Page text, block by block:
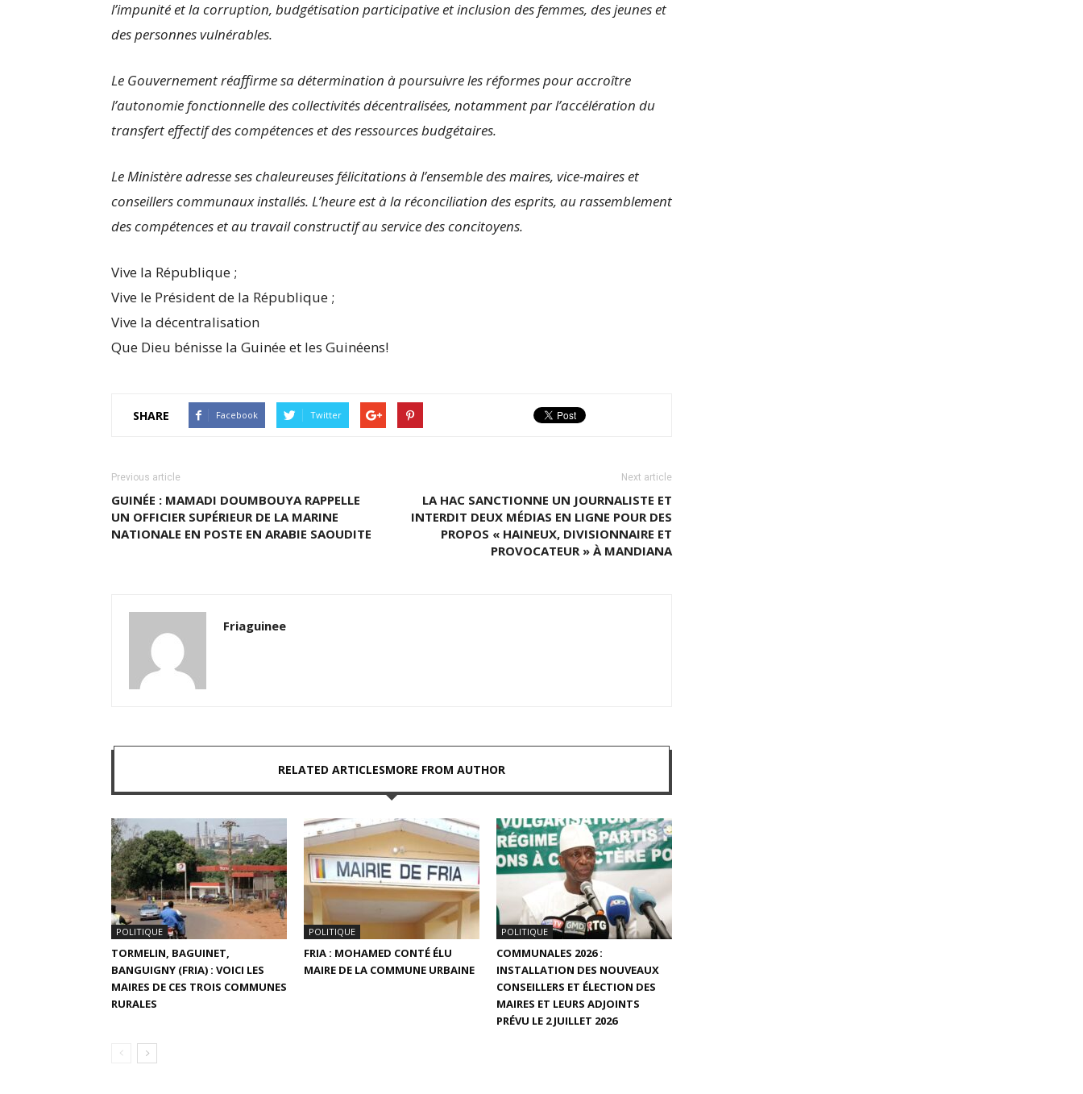
l’impunité et la corruption, budgétisation participative et inclusion des femmes, des jeunes et
des personnes vulnérables.
Le Gouvernement réaffirme sa détermination à poursuivre les réformes pour accroître
l’autonomie fonctionnelle des collectivités décentralisées, notamment par l’accélération du
transfert effectif des compétences et des ressources budgétaires.
Le Ministère adresse ses chaleureuses félicitations à l’ensemble des maires, vice-maires et
conseillers communaux installés. L’heure est à la réconciliation des esprits, au rassemblement
des compétences et au travail constructif au service des concitoyens.
Vive la République ;
Vive le Président de la République ;
Vive la décentralisation
Que Dieu bénisse la Guinée et les Guinéens!
SHARE Facebook Twitter
Previous article
GUINÉE : MAMADI DOUMBOUYA RAPPELLE
UN OFFICIER SUPÉRIEUR DE LA MARINE
NATIONALE EN POSTE EN ARABIE SAOUDITE
Next article
LA HAC SANCTIONNE UN JOURNALISTE ET
INTERDIT DEUX MÉDIAS EN LIGNE POUR DES
PROPOS « HAINEUX, DIVISIONNAIRE ET
PROVOCATEUR » À MANDIANA
Friaguinee
RELATED ARTICLESMORE FROM AUTHOR
POLITIQUE
TORMELIN, BAGUINET,
BANGUIGNY (FRIA) : VOICI LES
MAIRES DE CES TROIS COMMUNES
RURALES
POLITIQUE
FRIA : MOHAMED CONTÉ ÉLU
MAIRE DE LA COMMUNE URBAINE
POLITIQUE
COMMUNALES 2026 :
INSTALLATION DES NOUVEAUX
CONSEILLERS ET ÉLECTION DES
MAIRES ET LEURS ADJOINTS
PRÉVU LE 2 JUILLET 2026